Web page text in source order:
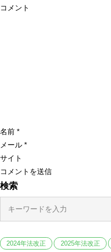
コメント
名前 *
メール *
サイト
検索
2024年法改正 2025年法改正